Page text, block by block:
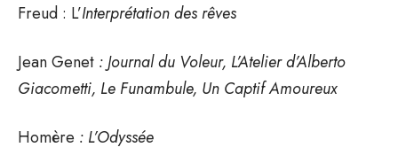
Freud : L’Interprétation des rêves
Jean Genet : Journal du Voleur, L’Atelier d’Alberto
Giacometti, Le Funambule, Un Captif Amoureux
Homère : L’Odyssée